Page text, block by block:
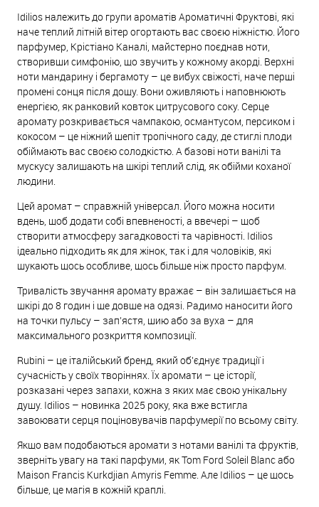
Idilios належить до групи ароматів Ароматичні Фруктові, які
наче теплий літній вітер огортають вас своєю ніжністю. Його
парфумер, Крістіано Каналі, майстерно поєднав ноти,
створивши симфонію, що звучить у кожному акорді. Верхні
ноти мандарину і бергамоту – це вибух свіжості, наче перші
промені сонця після дощу. Вони оживляють і наповнюють
енергією, як ранковий ковток цитрусового соку. Серце
аромату розкривається чампакою, османтусом, персиком і
кокосом – це ніжний шепіт тропічного саду, де стиглі плоди
обіймають вас своєю солодкістю. А базові ноти ванілі та
мускусу залишають на шкірі теплий слід, як обійми коханої
людини.
Цей аромат – справжній універсал. Його можна носити
вдень, щоб додати собі впевненості, а ввечері – щоб
створити атмосферу загадковості та чарівності. Idilios
ідеально підходить як для жінок, так і для чоловіків, які
шукають щось особливе, щось більше ніж просто парфум.
Тривалість звучання аромату вражає – він залишається на
шкірі до 8 годин і ще довше на одязі. Радимо наносити його
на точки пульсу – зап’ястя, шию або за вуха – для
максимального розкриття композиції.
Rubini – це італійський бренд, який об’єднує традиції і
сучасність у своїх творіннях. Їх аромати – це історії,
розказані через запахи, кожна з яких має свою унікальну
душу. Idilios – новинка 2025 року, яка вже встигла
завоювати серця поціновувачів парфумерії по всьому світу.
Якщо вам подобаються аромати з нотами ванілі та фруктів,
зверніть увагу на такі парфуми, як Tom Ford Soleil Blanc або
Maison Francis Kurkdjian Amyris Femme. Але Idilios – це щось
більше, це магія в кожній краплі.